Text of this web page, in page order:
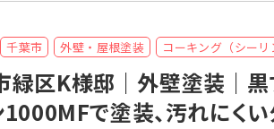
千葉市 外壁・屋根塗装 コーキング（シー
緑区K様邸｜外壁塗装｜
1000MFで塗装、汚れにく